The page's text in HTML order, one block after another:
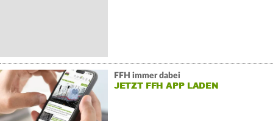
FFH immer dabei
JETZT FFH APP LADEN